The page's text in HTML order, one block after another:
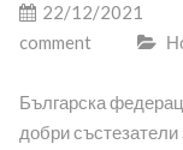
22/12/2021
comment
Българска
добри